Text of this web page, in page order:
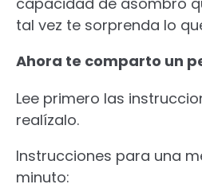
tal vez te sorprenda lo
Ahora te comparto un
Lee primero las
realízalo.
Instrucciones para una
minuto: